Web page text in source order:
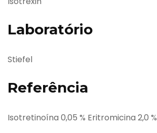
Laboratório
Stiefel
Referência
Isotretinoína 0,05 % Eritromicina 2,0 %